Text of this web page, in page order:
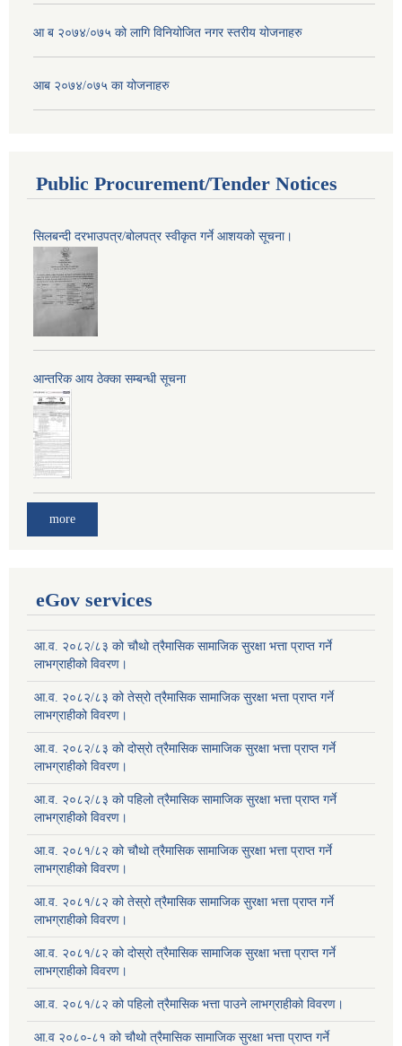
आ ब २०७४/०७५ को लागि विनियोजित नगर स्तरीय योजनाहरु
आब २०७४/०७५ का योजनाहरु
Public Procurement/Tender Notices
सिलबन्दी दरभाउपत्र/बोलपत्र स्वीकृत गर्ने आशयको सूचना।
आन्तरिक आय ठेक्का सम्बन्धी सूचना
more
eGov services
आ.व. २०८२/८३ को चौथो त्रैमासिक सामाजिक सुरक्षा भत्ता प्राप्त गर्ने
लाभग्राहीको विवरण।
आ.व. २०८२/८३ को तेस्रो त्रैमासिक सामाजिक सुरक्षा भत्ता प्राप्त गर्ने
लाभग्राहीको विवरण।
आ.व. २०८२/८३ को दोस्रो त्रैमासिक सामाजिक सुरक्षा भत्ता प्राप्त गर्ने
लाभग्राहीको विवरण।
आ.व. २०८२/८३ को पहिलो त्रैमासिक सामाजिक सुरक्षा भत्ता प्राप्त गर्ने
लाभग्राहीको विवरण।
आ.व. २०८१/८२ को चौथो त्रैमासिक सामाजिक सुरक्षा भत्ता प्राप्त गर्ने
लाभग्राहीको विवरण।
आ.व. २०८१/८२ को तेस्रो त्रैमासिक सामाजिक सुरक्षा भत्ता प्राप्त गर्ने
लाभग्राहीको विवरण।
आ.व. २०८१/८२ को दोस्रो त्रैमासिक सामाजिक सुरक्षा भत्ता प्राप्त गर्ने
लाभग्राहीको विवरण।
आ.व. २०८१/८२ को पहिलो त्रैमासिक भत्ता पाउने लाभग्राहीको विवरण।
आ.व २०८०-८१ को चौथो त्रैमासिक सामाजिक सुरक्षा भत्ता प्राप्त गर्ने